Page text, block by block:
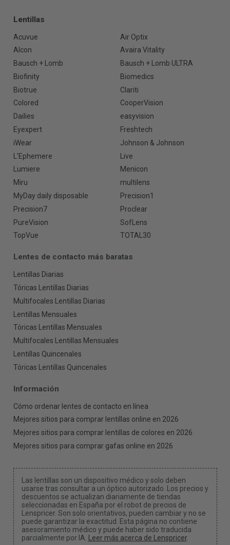
Lentillas
Acuvue
Air Optix
Alcon
Avaira Vitality
Bausch + Lomb
Bausch + Lomb ULTRA
Biofinity
Biomedics
Biotrue
Clariti
Colored
CooperVision
Dailies
easyvision
Eyexpert
Freshtech
iWear
Johnson & Johnson
L'Ephemere
Live
Lumiere
Menicon
Miru
multilens
MyDay daily disposable
Precision1
Precision7
Proclear
PureVision
SofLens
TopVue
TOTAL30
Lentes de contacto más baratas
Lentillas Diarias
Tóricas Lentillas Diarias
Multifocales Lentillas Diarias
Lentillas Mensuales
Tóricas Lentillas Mensuales
Multifocales Lentillas Mensuales
Lentillas Quincenales
Tóricas Lentillas Quincenales
Información
Cómo ordenar lentes de contacto en línea
Mejores sitios para comprar lentillas online en 2026
Mejores sitios para comprar lentillas de colores en 2026
Mejores sitios para comprar gafas online en 2026
Las lentillas son un dispositivo médico y solo deben
usarse tras consultar a un óptico autorizado. Los precios y
descuentos se actualizan diariamente de tiendas
seleccionadas en España por el robot de precios de
Lenspricer. Son solo orientativos, pueden cambiar y no se
puede garantizar la exactitud. Esta página no contiene
asesoramiento médico y puede haber sido traducida
parcialmente por IA.
Leer más acerca de Lenspricer.